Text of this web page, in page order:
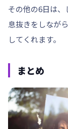
その他の6日は、
息抜きをしなが
してくれます。
まとめ